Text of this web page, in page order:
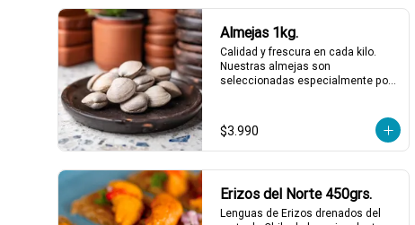
Almejas 1kg.
Calidad y frescura en cada kilo.
Nuestras almejas son
seleccionadas especialmente por
tus platos favoritos. No necesitas
más para disfrutar de un sabor
marino auténtico y refrescante.
¡Lleva las tuyas y dale ese gusto
$3.990
Erizos del Norte 450grs.
Lenguas de Erizos drenados del